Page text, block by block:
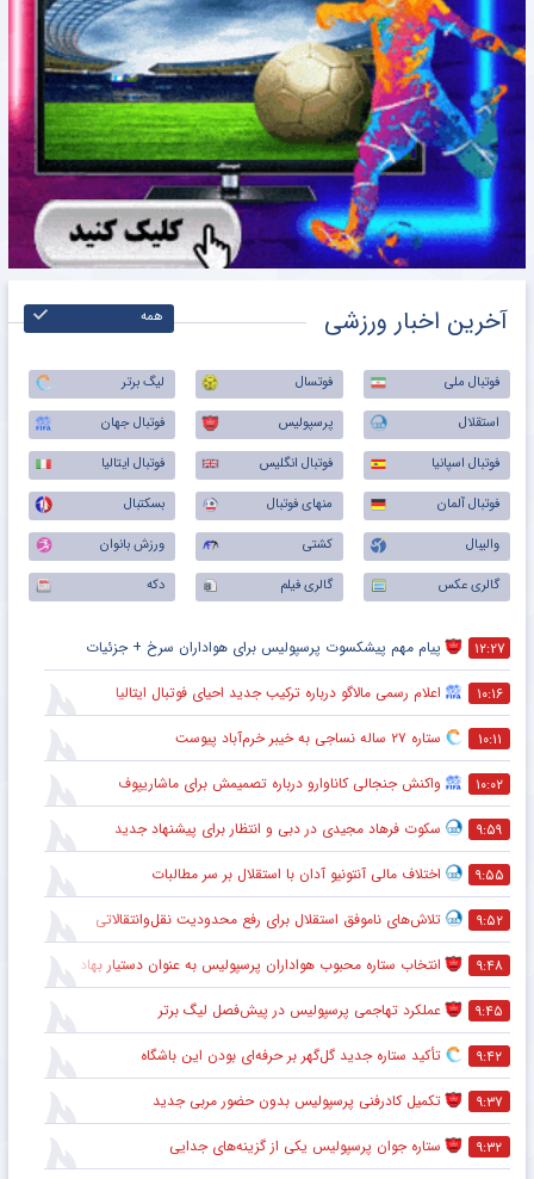
آخرین اخبار ورزشی همه
فوتبال ملی فوتسال
لیگ برتر
استقلال
پرسپولیس
فوتبال جهان
فوتبال اسپانیا
فوتبال انگلیس
فوتبال ایتالیا
فوتبال آلمان
منهای فوتبال
بسکتبال
والیبال
کشتی
ورزش بانوان
گالری عکس
گالری فیلم دکه
۱۲:۲۷ پیام مهم پیشکسوت پرسپولیس برای هواداران سرخ + جزئیات
۱۰:۱۶ اعلام رسمی مالاگو درباره ترکیب جدید احیای فوتبال ایتالیا
۱۰:۱۱ ستاره ۲۷ ساله نساجی به خیبر خرم‌آباد پیوست
۱۰:۰۲ واکنش جنجالی کاناوارو درباره تصمیمش برای ماشاریپوف
۹:۵۹ سکوت فرهاد مجیدی در دبی و انتظار برای پیشنهاد جدید
۹:۵۵ اختلاف مالی آنتونیو آدان با استقلال بر سر مطالبات
۹:۵۲ تلاش‌های ناموفق استقلال برای رفع محدودیت نقل‌وانتقالاتی
۹:۴۸ انتخاب ستاره محبوب هواداران پرسپولیس به عنوان دستیار بهادر عبدی
۹:۴۵ عملکرد تهاجمی پرسپولیس در پیش‌فصل لیگ برتر
۹:۴۲ تأکید ستاره جدید گل‌گهر بر حرفه‌ای بودن این باشگاه
۹:۳۷ تکمیل کادرفنی پرسپولیس بدون حضور مربی جدید
۹:۳۲ ستاره جوان پرسپولیس یکی از گزینه‌های جدایی